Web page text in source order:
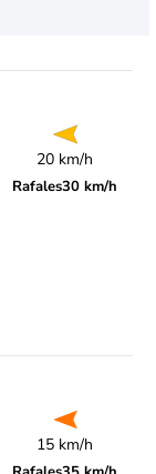
20 km/h
Rafales30 km/h
15 km/h